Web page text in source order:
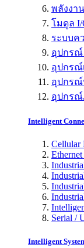
พลังงา
โมดูล I/
ระบบค
อุปกรณ์
อุปกรณ์
อุปกรณ์
อุปกรณ์
Intelligent
Cellular
Serial /
Intelligent